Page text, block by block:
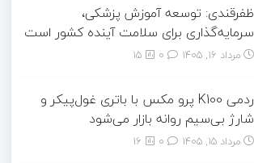
ظفرقندی: توسعه آموزش پزشکی،
سرمایه‌گذاری برای سلامت آینده کشور است
مرداد ۱۶, ۱۴۰۵ 15
ردمی K100 پرو مکس با باتری غول‌پیکر و
شارژ بی‌سیم روانه بازار می‌شود
مرداد ۱۵, ۱۴۰۵ 16